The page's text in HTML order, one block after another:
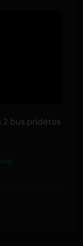
2 bus pridėtos